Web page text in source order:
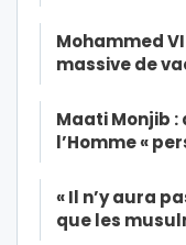
Mohammed
massive de
Maati Monjib
l’Homme «
« Il n’y aura
que les